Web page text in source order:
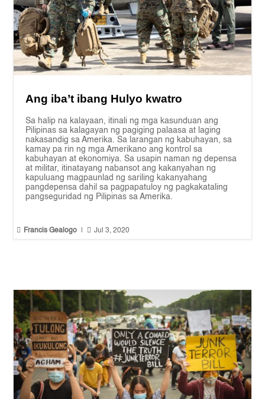
Ang iba’t ibang Hulyo kwatro
Sa halip na kalayaan, itinali ng mga kasunduan ang
Pilipinas sa kalagayan ng pagiging palaasa at laging
nakasandig sa Amerika. Sa larangan ng kabuhayan, sa
kamay pa rin ng mga Amerikano ang kontrol sa
kabuhayan at ekonomiya. Sa usapin naman ng depensa
at militar, itinatayang nabansot ang kakanyahan ng
kapuluang magpaunlad ng sariling kakanyahang
pangdepensa dahil sa pagpapatuloy ng pagkakataling
pangseguridad ng Pilipinas sa Amerika.
 Francis Gealogo  Jul 3, 2020